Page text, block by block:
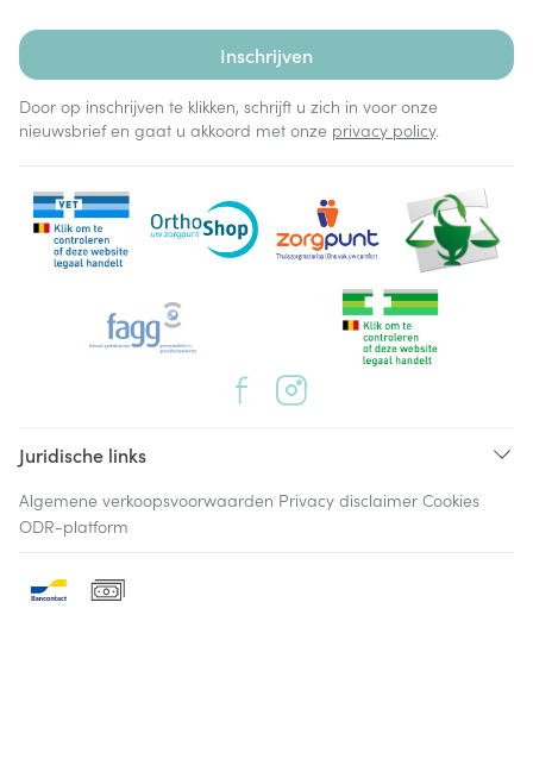
Inschrijven
Door op inschrijven te klikken, schrijft u zich in voor onze
nieuwsbrief en gaat u akkoord met onze privacy policy.
Juridische links
Algemene verkoopsvoorwaarden Privacy disclaimer Cookies
ODR-platform